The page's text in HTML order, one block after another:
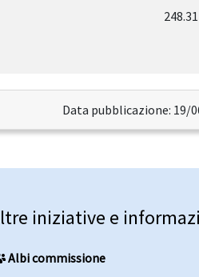
Data pubblicazione: 19/
iniziative e
Albi commissione